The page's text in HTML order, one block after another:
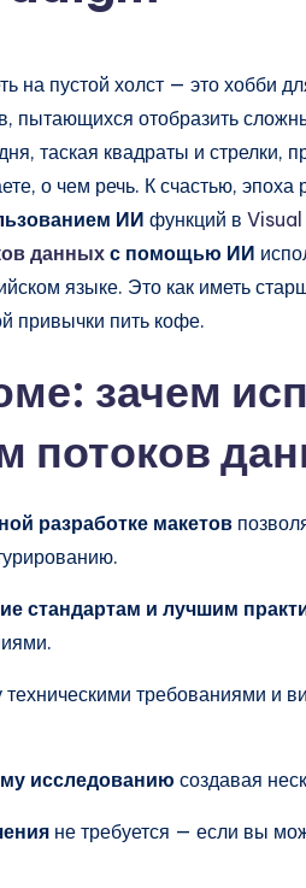
на пустой холст — это хобби
пытающихся отобразить
таская квадраты и стрелки,
о чем речь. К счастью,
ИИ функций в
данных с помощью ИИ
языке. Это как иметь
привычки пить кофе.
зачем
потоков
разработке макетов
стандартам и лучшим
требованиями и
исследованию создавая
не требуется — если вы